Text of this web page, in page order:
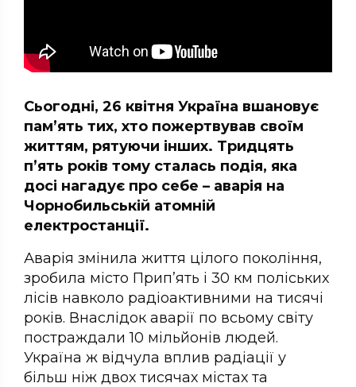
Сьогодні, 26 квітня Україна вшановує
пам’ять тих, хто пожертвував своїм
життям, рятуючи інших. Тридцять
п’ять років тому сталась подія, яка
досі нагадує про себе – аварія на
Чорнобильській атомній
електростанції.
Аварія змінила життя цілого покоління,
зробила місто Прип’ять і 30 км поліських
лісів навколо радіоактивними на тисячі
років. Внаслідок аварії по всьому світу
постраждали 10 мільйонів людей.
Україна ж відчула вплив радіації у
більш ніж двох тисячах містах та